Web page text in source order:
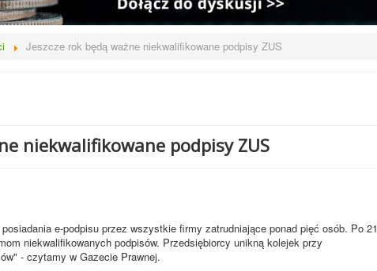
Jeszcze rok będą ważne niekwalifikowane podpisy ZUS
niekwalifikowane podpisy ZUS
e-podpisu przez wszystkie firmy zatrudniające ponad pięć osób. Po 21
niekwalifikowanych podpisów. Przedsiębiorcy unikną kolejek przy
- czytamy w Gazecie Prawnej.